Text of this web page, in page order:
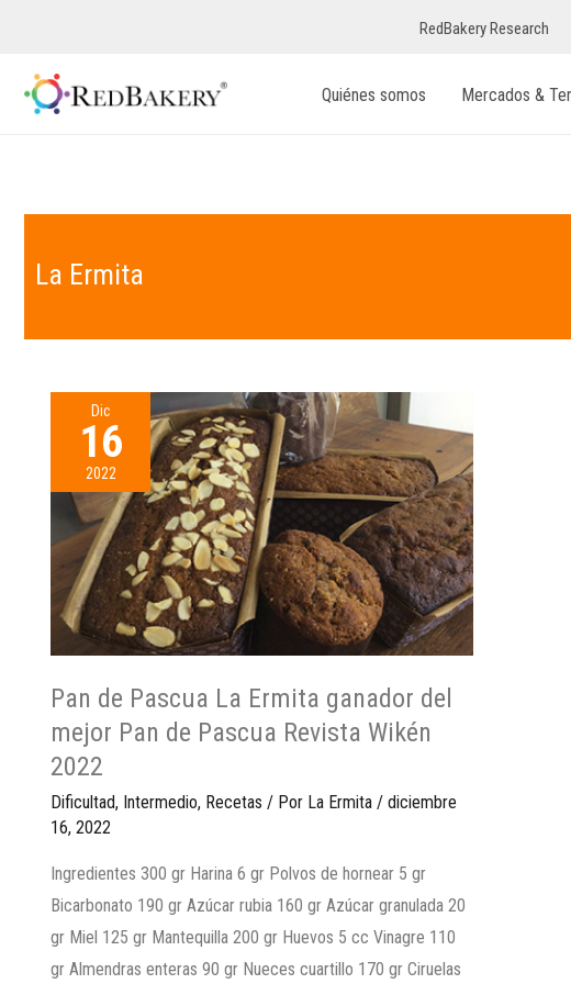
RedBakery Research
Quiénes somos Mercados &
La Ermita
Dic
16
2022
Pan de Pascua La Ermita ganador del
mejor Pan de Pascua Revista Wikén
2022
Dificultad, Intermedio, Recetas / Por La Ermita / diciembre
16, 2022
Ingredientes 300 gr Harina 6 gr Polvos de hornear 5 gr
Bicarbonato 190 gr Azúcar rubia 160 gr Azúcar granulada 20
gr Miel 125 gr Mantequilla 200 gr Huevos 5 cc Vinagre 110
gr Almendras enteras 90 gr Nueces cuartillo 170 gr Ciruelas